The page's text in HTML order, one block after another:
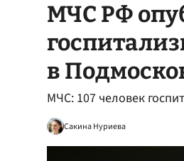
МЧС РФ
в
МЧС: 107 человек
Сакина Нуриева